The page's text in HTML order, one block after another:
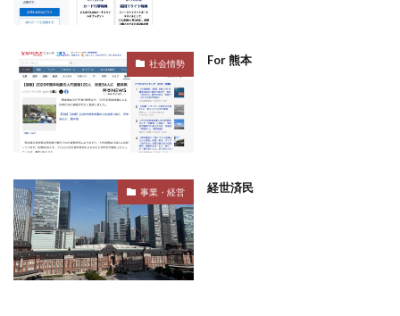
社会情勢 For 熊本
事業・経営 経世済民